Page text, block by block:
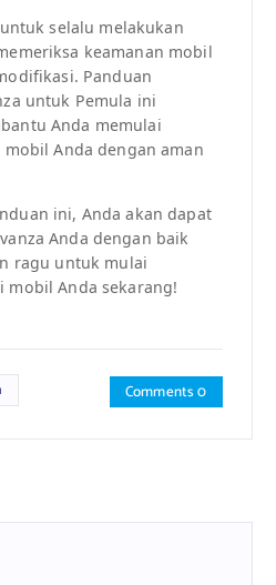
selalu melakukan
keamanan mobil
Panduan
untuk Pemula ini
Anda memulai
Anda dengan aman
ini, Anda akan dapat
Anda dengan baik
ragu untuk mulai
mobil Anda sekarang!
Comments 0